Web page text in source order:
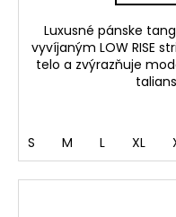
Luxusné pánske
vyvíjaným LOW RISE
telo a zvýrazňuje
S M L XL